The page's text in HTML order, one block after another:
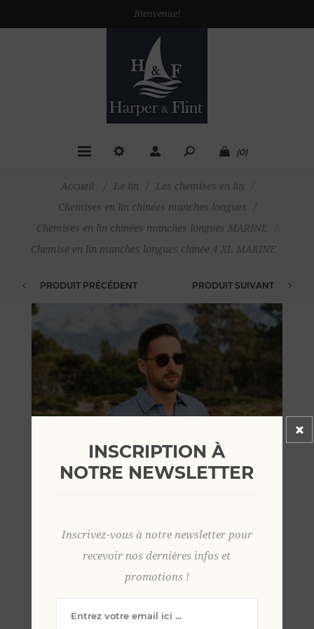
Bienvenue!
(0)
Accueil / Le lin / Les chemises en lin
/
Chemises en lin chinées manches longues
/
Chemises en lin chinées manches longues MARINE
/
Chemise en lin manches longues chinée 4 XL MARINE
PRODUIT PRÉCÉDENT PRODUIT SUIVANT
INSCRIPTION À
NOTRE NEWSLETTER
Inscrivez-vous à notre newsletter pour
recevoir nos dernières infos et
promotions !